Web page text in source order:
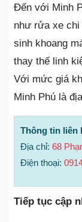
Đến với Minh
như rửa xe chi
sinh khoang
thay thế linh
Với mức giá
Minh Phú là
Thông tin liên
Địa chỉ: 68
Điện thoại:
Tiếp tục cập